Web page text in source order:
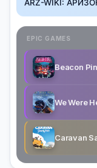
ARZ-WIKI:
EPIC GAMES
Beacon
We Were
Caravan